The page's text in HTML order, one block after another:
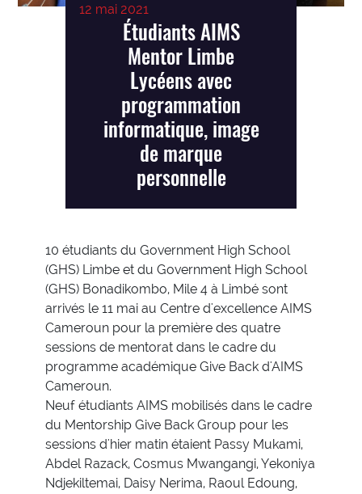
12 mai 2021
Étudiants AIMS
Mentor Limbe
Lycéens avec
programmation
informatique, image
de marque
personnelle
10 étudiants du Government High School
(GHS) Limbe et du Government High School
(GHS) Bonadikombo, Mile 4 à Limbé sont
arrivés le 11 mai au Centre d'excellence AIMS
Cameroun pour la première des quatre
sessions de mentorat dans le cadre du
programme académique Give Back d'AIMS
Cameroun.
Neuf étudiants AIMS mobilisés dans le cadre
du Mentorship Give Back Group pour les
sessions d'hier matin étaient Passy Mukami,
Abdel Razack, Cosmus Mwangangi, Yekoniya
Ndjekiltemai, Daisy Nerima, Raoul Edoung,